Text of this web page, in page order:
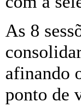
As 8
afinando
ponto de